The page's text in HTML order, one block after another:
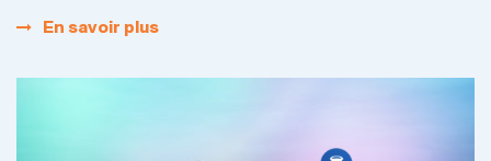
En savoir plus